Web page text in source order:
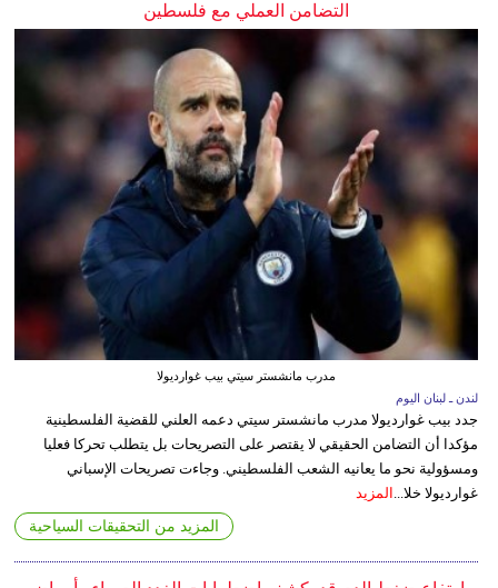
التضامن العملي مع فلسطين
مدرب مانشستر سيتي بيب غوارديولا
لندن ـ لبنان اليوم
جدد بيب غوارديولا مدرب مانشستر سيتي دعمه العلني للقضية الفلسطينية
مؤكدا أن التضامن الحقيقي لا يقتصر على التصريحات بل يتطلب تحركا فعليا
ومسؤولية نحو ما يعانيه الشعب الفلسطيني. وجاءت تصريحات الإسباني
غوارديولا خلا... المزيد
المزيد من التحقيقات السياحية